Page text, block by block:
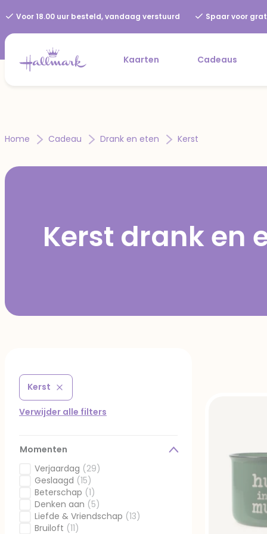
Voor 18.00 uur besteld, vandaag verstuurd Spaar voor
Kaarten Cadeaus
Home Cadeau Drank en eten Kerst
Kerst drank en
Kerst
Verwijder filter Gefilterd op Submoment: Kerst
Verwijder alle filters
Momenten
Verjaardag (29)
Gefilterd op Momenten: Verjaardag
Geslaagd (15)
Gefilterd op Momenten: Geslaagd
Beterschap (1)
Gefilterd op Momenten: Beterschap
Denken aan (5)
Gefilterd op Momenten: Denken aan
Liefde & Vriendschap (13)
Gefilterd op Momenten: Liefde & Vriendschap
Bruiloft (11)